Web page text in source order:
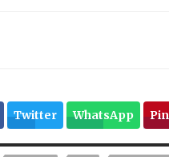
Twitter WhatsApp